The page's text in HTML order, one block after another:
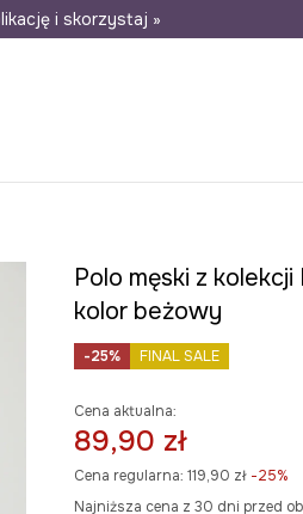
30 dni na zwrot
i skorzystaj »
Polo męski z
kolor beżowy
-25% FINAL SALE
Cena aktualna:
89,90 zł
Cena regularna: 119,90 zł-25%
Najniższa cena z 30 dni przed